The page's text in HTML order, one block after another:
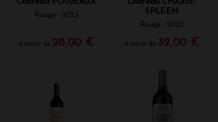
Rouge - 2023
A partir de 28,00 €
SPLEEN
Rouge - 2023
A partir de 32,00 €